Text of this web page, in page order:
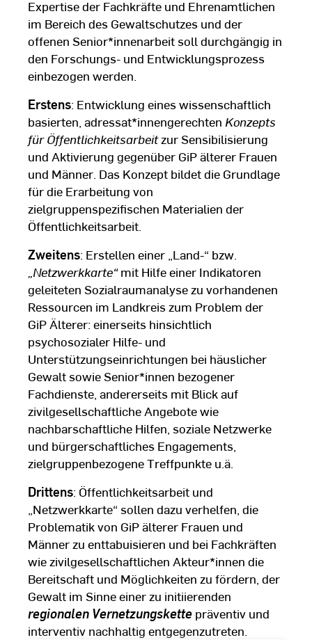
Expertise der Fachkräfte und Ehrenamtlichen
im Bereich des Gewaltschutzes und der
offenen Senior*innenarbeit soll durchgängig in
den Forschungs- und Entwicklungsprozess
einbezogen werden.
Erstens: Entwicklung eines wissenschaftlich
basierten, adressat*innengerechten Konzepts
für Öffentlichkeitsarbeitzur Sensibilisierung
und Aktivierung gegenüber GiP älterer Frauen
und Männer. Das Konzept bildet die Grundlage
für die Erarbeitung von
zielgruppenspezifischen Materialien der
Öffentlichkeitsarbeit.
Zweitens: Erstellen einer „Land-“ bzw.
„Netzwerkkarte“mit Hilfe einer Indikatoren
geleiteten Sozialraumanalyse zu vorhandenen
Ressourcen im Landkreis zum Problem der
GiP Älterer: einerseits hinsichtlich
psychosozialer Hilfe- und
Unterstützungseinrichtungen bei häuslicher
Gewalt sowie Senior*innen bezogener
Fachdienste, andererseits mit Blick auf
zivilgesellschaftliche Angebote wie
nachbarschaftliche Hilfen, soziale Netzwerke
und bürgerschaftliches Engagements,
zielgruppenbezogene Treffpunkte u.ä.
Drittens: Öffentlichkeitsarbeit und
„Netzwerkkarte“ sollen dazu verhelfen, die
Problematik von GiP älterer Frauen und
Männer zu enttabuisieren und bei Fachkräften
wie zivilgesellschaftlichen Akteur*innen die
Bereitschaft und Möglichkeiten zu fördern, der
Gewalt im Sinne einer zu initiierenden
regionalen Vernetzungskette präventiv und
interventiv nachhaltig entgegenzutreten.